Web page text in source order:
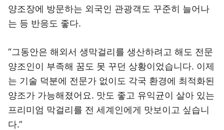
양조장에 방문하는 외국인 관광객도 꾸준히 늘어나
는 등 반응도 좋다.
“그동안은 해외서 생막걸리를 생산하려고 해도 전문
양조인이 부족해 꿈도 못 꾸던 상황이었습니다. 이제
는 기술 덕분에 전문가 없이도 각국 환경에 최적화된
양조가 가능해졌어요. 맛도 좋고 유익균이 살아 있는
프리미엄 막걸리를 전 세계인에게 맛보이고 싶습니
다.”